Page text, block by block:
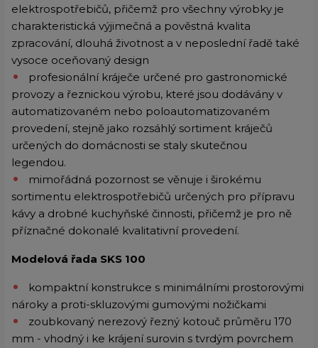
elektrospotřebičů, přičemž pro všechny výrobky je
charakteristická výjimečná a pověstná kvalita
zpracování, dlouhá životnost a v neposlední řadě také
vysoce oceňovaný design
profesionální kráječe určené pro gastronomické
provozy a řeznickou výrobu, které jsou dodávány v
automatizovaném nebo poloautomatizovaném
provedení, stejně jako rozsáhlý sortiment kráječů
určených do domácnosti se staly skutečnou
legendou.
mimořádná pozornost se věnuje i širokému
sortimentu elektrospotřebičů určených pro přípravu
kávy a drobné kuchyňské činnosti, přičemž je pro ně
příznačné dokonalé kvalitativní provedení.
Modelová řada SKS 100
kompaktní konstrukce s minimálními prostorovými
nároky a proti-skluzovými gumovými nožičkami
zoubkovaný nerezový řezný kotouč průměru 170
mm - vhodný i ke krájení surovin s tvrdým povrchem